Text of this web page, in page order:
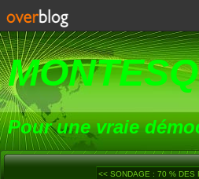
Pour une vraie
<< SONDAGE : 70 % DES